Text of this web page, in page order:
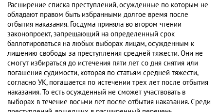
Расширение списка преступлений, осужденные по которым не
обладают правом быть избранными долгое время после
отбытия наказания. Госдума приняла во втором чтении
законопроект, запрещающий на определенный срок
баллотироваться на любых выборах лицам, осужденным к
лишению свободы за преступления средней тяжести. Они не
смогут избираться до истечения пяти лет со дня снятия или
погашения судимости, которая по статьям средней тяжести,
согласно УК, погашается по истечении трех лет после отбытия
наказания. То есть осужденный не сможет участвовать в
выборах в течение восьми лет после отбытия наказания. Среди